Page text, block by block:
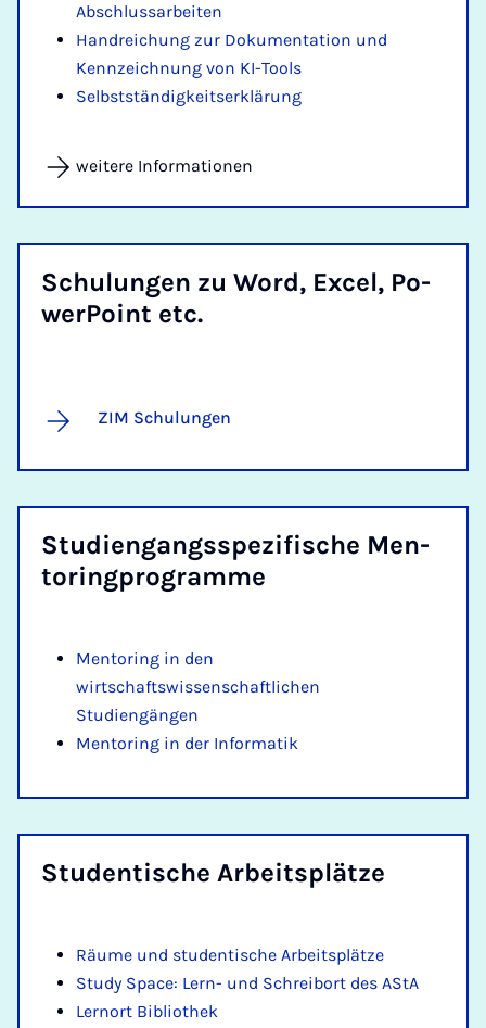
Abschlussarbeiten
Handreichung zur Dokumentation und
Kennzeichnung von KI-Tools
Selbstständigkeitserklärung
weitere Informationen
Schu­lun­gen zu Word, Ex­cel, Po­
w­er­Point etc.
ZIM Schulungen
Stu­dien­gangs­spe­zi­fi­sche Men­
to­ring­pro­gram­me
Mentoring in den
wirtschaftswissenschaftlichen
Studiengängen
Mentoring in der Informatik
Stu­den­ti­sche Ar­beits­plät­ze
Räume und studentische Arbeitsplätze
Study Space: Lern- und Schreibort des AStA
Lernort Bibliothek